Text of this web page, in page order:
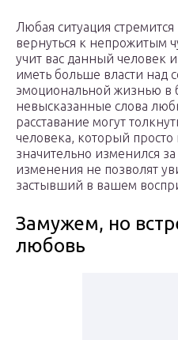
Любая ситуация
вернуться к непрожитым
учит вас данный человек
иметь больше власти над
эмоциональной жизнью в
невысказанные слова
расставание могут
человека, который просто
значительно изменился
изменения не позволят
застывший в вашем
Замужем, но
любовь